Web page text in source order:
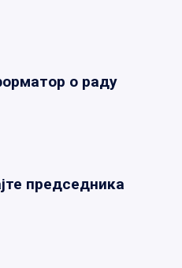
о раду
председника